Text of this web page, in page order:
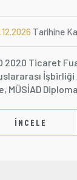
Tarihine
2020 Ticaret
MÜSİAD
İNCELE